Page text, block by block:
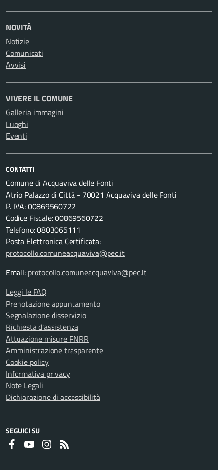
NOVITÀ
Notizie
Comunicati
Avvisi
VIVERE IL COMUNE
Galleria immagini
Luoghi
Eventi
CONTATTI
Comune di Acquaviva delle Fonti
Atrio Palazzo di Città - 70021 Acquaviva delle Fonti
P. IVA: 00869560722
Codice Fiscale: 00869560722
Telefono: 0803065111
Posta Elettronica Certificata:
protocollo.comuneacquaviva@pec.it
Email: protocollo.comuneacquaviva@pec.it
Leggi le FAQ
Prenotazione appuntamento
Segnalazione disservizio
Richiesta d'assistenza
Attuazione misure PNRR
Amministrazione trasparente
Cookie policy
Informativa privacy
Note Legali
Dichiarazione di accessibilità
SEGUICI SU
FaceboookYoutubeInstagram